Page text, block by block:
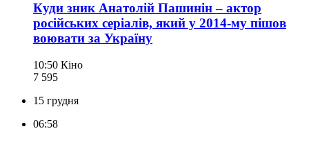
Куди зник Анатолій Пашинін – актор
російських серіалів, який у 2014-му пішов
воювати за Україну
10:50 Кіно
7 595
15 грудня
06:58